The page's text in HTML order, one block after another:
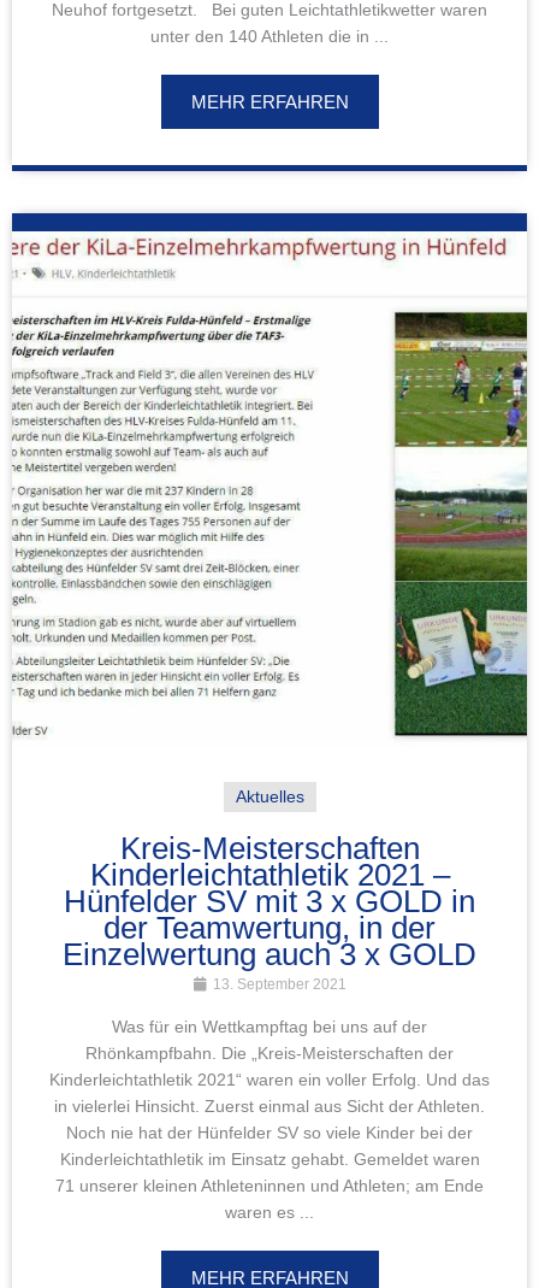
Neuhof fortgesetzt. Bei guten Leichtathletikwetter waren
unter den 140 Athleten die in ...
MEHR ERFAHREN
Aktuelles
Kreis-Meisterschaften
Kinderleichtathletik 2021 –
Hünfelder SV mit 3 x GOLD in
der Teamwertung, in der
Einzelwertung auch 3 x GOLD
13. September 2021
Was für ein Wettkampftag bei uns auf der
Rhönkampfbahn. Die „Kreis-Meisterschaften der
Kinderleichtathletik 2021“ waren ein voller Erfolg. Und das
in vielerlei Hinsicht. Zuerst einmal aus Sicht der Athleten.
Noch nie hat der Hünfelder SV so viele Kinder bei der
Kinderleichtathletik im Einsatz gehabt. Gemeldet waren
71 unserer kleinen Athleteninnen und Athleten; am Ende
waren es ...
MEHR ERFAHREN